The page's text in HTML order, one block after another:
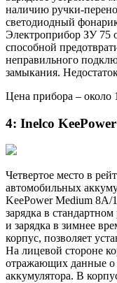
наличию ручки-
светодиодный
Электроприбор ЗУ 75
способной
неправильного
замыкания.
Цена прибора – около
4: Inelco
Четвертое место в
автомобильных
KeePower Medium 8A/
зарядка в
и зарядка в зимнее
корпус, позволяет
На лицевой стороне
отражающих данные о
аккумулятора. В